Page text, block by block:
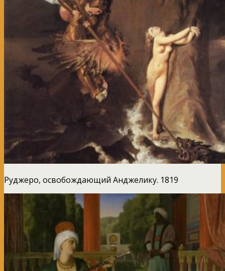
Руджеро, освобождающий Анджелику. 1819